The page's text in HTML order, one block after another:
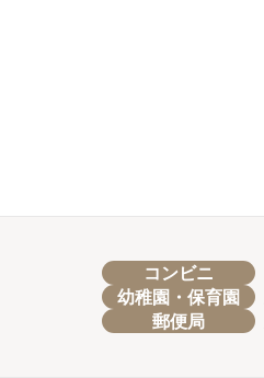
コンビニ
幼稚園・保育園
郵便局